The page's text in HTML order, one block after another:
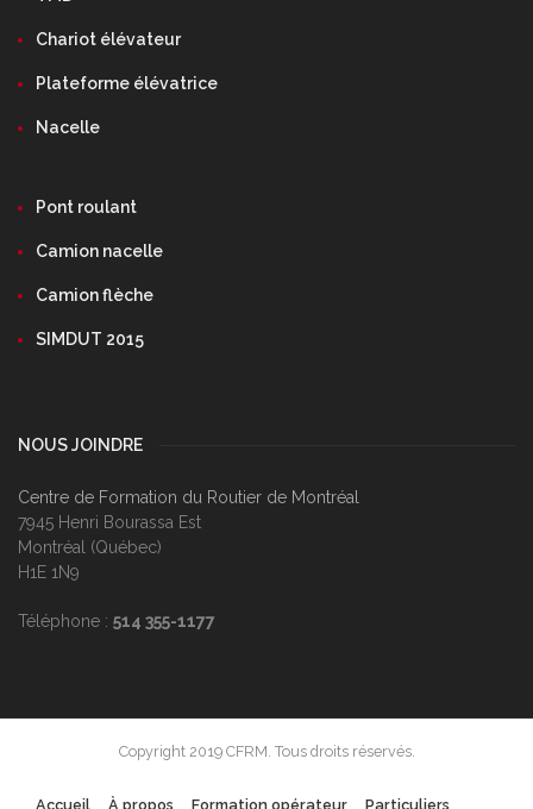
Chariot élévateur
Plateforme élévatrice
Nacelle
Pont roulant
Camion nacelle
Camion flèche
SIMDUT 2015
NOUS JOINDRE
Centre de Formation du Routier de Montréal
7945 Henri Bourassa Est
Montréal (Québec)
H1E 1N9
Téléphone : 514 355-1177
Copyright 2019 CFRM. Tous droits réservés.
Accueil À propos Formation opérateur Particuliers